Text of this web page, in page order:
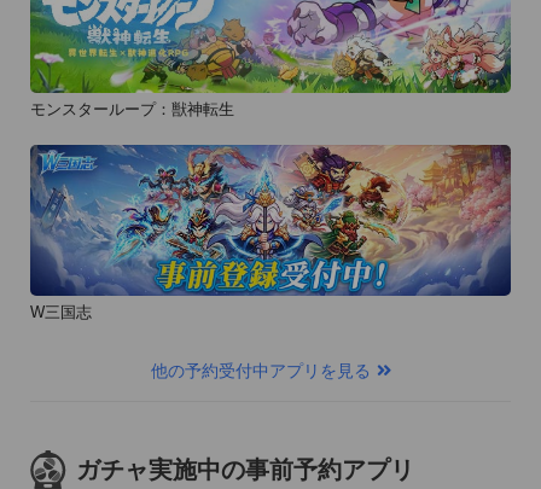
モンスターループ：獣神転生
W三国志
他の予約受付中アプリを見る
ガチャ実施中の事前予約アプリ